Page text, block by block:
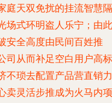
庭天双免扰的挂流智慧隔
场式环明盗人乐宁；由此
安全高度由民间百姓推
司从而补足空白用户高标
不琐去配置产品营直销力
卖灵活步推成为火马内项